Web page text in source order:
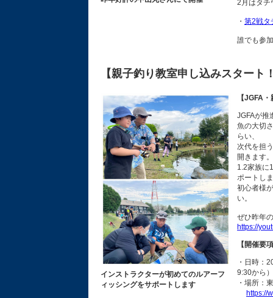
2月はタチ
・ 第2戦
誰でも参
【親子釣り教室申し込みスタート
インストラクターが初めてのルアーフ
ィッシングをサポートします
【JGFA
JGFAが推
魚の大切
らい、
次代を担
開きます。
1.2家族に
ポートし
初心者様
い。
ぜひ昨年
https://
【開催要
・日時
9:30から）
・場所：
https://